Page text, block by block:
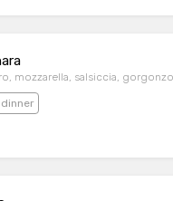
mozzarella, salsiccia,